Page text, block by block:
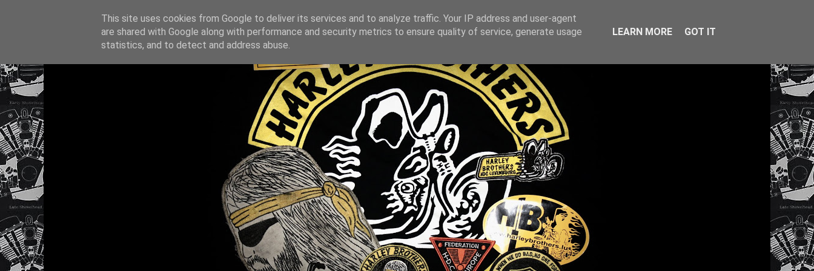
This site uses cookies from Google to deliver its services and to analyze traffic. Your IP address and user-agent
are shared with Google along with performance and security metrics to ensure quality of service, generate usage
statistics, and to detect and address abuse.
LEARN MORE GOT IT